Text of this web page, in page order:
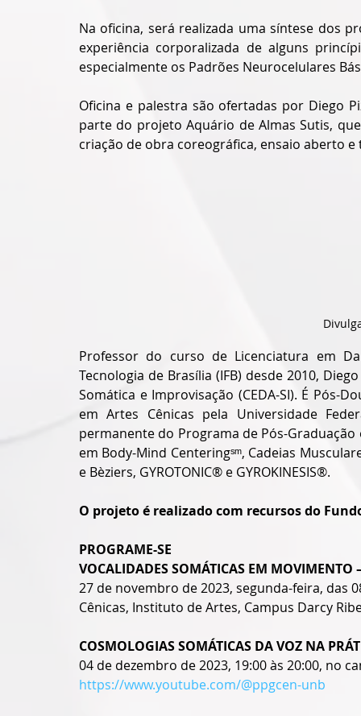
Na oficina, será realizada uma síntese dos
experiência corporalizada de alguns
especialmente os Padrões Neurocelulares
Oficina e palestra são ofertadas por Diego
parte do projeto Aquário de Almas Sutis,
criação de obra coreográfica, ensaio aberto
Professor do curso de Licenciatura em
Tecnologia de Brasília (IFB) desde 2010,
Somática e Improvisação (CEDA-SI). É Pós-
em Artes Cênicas pela Universidade
permanente do Programa de Pós-
em Body-Mind Centeringˢᵐ, Cadeias
e Bèziers, GYROTONIC® e GYROKINESIS®.
O projeto é realizado com recursos do
PROGRAME-SE
VOCALIDADES SOMÁTICAS EM MOVIMENTO
27 de novembro de 2023, segunda-feira, das
Cênicas, Instituto de Artes, Campus Darcy
COSMOLOGIAS SOMÁTICAS DA VOZ NA
04 de dezembro de 2023, 19:00 às 20:00, no
https://www.youtube.com/@ppgcen-unb